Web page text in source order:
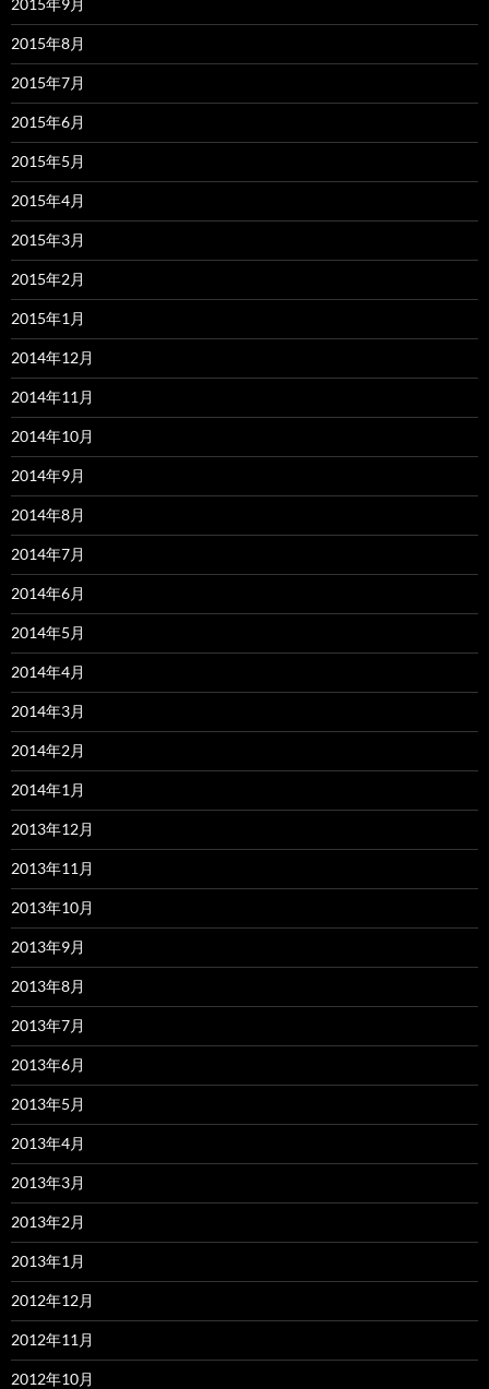
2015年8月
2015年7月
2015年6月
2015年5月
2015年4月
2015年3月
2015年2月
2015年1月
2014年12月
2014年11月
2014年10月
2014年9月
2014年8月
2014年7月
2014年6月
2014年5月
2014年4月
2014年3月
2014年2月
2014年1月
2013年12月
2013年11月
2013年10月
2013年9月
2013年8月
2013年7月
2013年6月
2013年5月
2013年4月
2013年3月
2013年2月
2013年1月
2012年12月
2012年11月
2012年10月